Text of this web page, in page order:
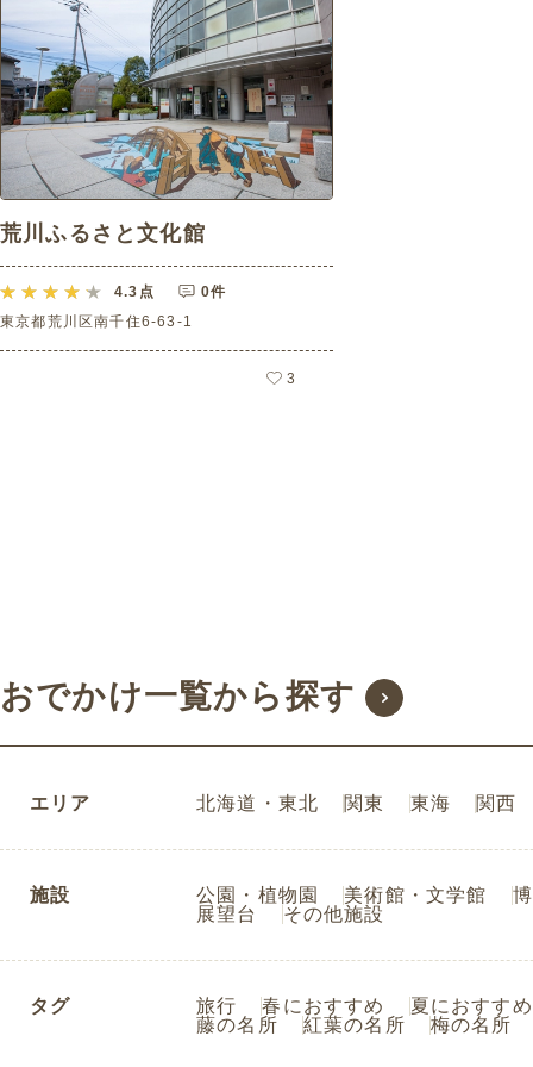
荒川ふるさと文化館
4.3 点
0件
東京都荒川区南千住6-63-1
3
おでかけ一覧から探す
エリア 北海道・東北 関東 東海 関西
施設 公園・植物園 美術館・文学館
展望台
その他施設
タグ 旅行 春におすすめ
夏におすすめ
藤の名所
紅葉の名所 梅の名所